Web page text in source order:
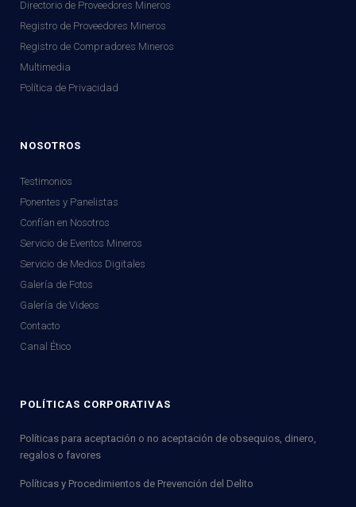
Directorio de Proveedores Mineros
Registro de Proveedores Mineros
Registro de Compradores Mineros
Multimedia
Política de Privacidad
NOSOTROS
Testimonios
Ponentes y Panelistas
Confían en Nosotros
Servicio de Eventos Mineros
Servicio de Medios Digitales
Galería de Fotos
Galería de Videos
Contacto
Canal Ético
POLÍTICAS CORPORATIVAS
Políticas para aceptación o no aceptación de obsequios, dinero,
regalos o favores
Políticas y Procedimientos de Prevención del Delito